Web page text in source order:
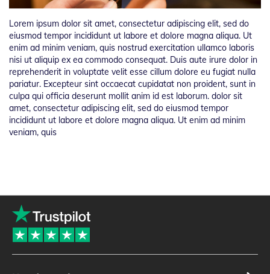
Lorem ipsum dolor sit amet, consectetur adipiscing elit, sed do
eiusmod tempor incididunt ut labore et dolore magna aliqua. Ut
enim ad minim veniam, quis nostrud exercitation ullamco laboris
nisi ut aliquip ex ea commodo consequat. Duis aute irure dolor in
reprehenderit in voluptate velit esse cillum dolore eu fugiat nulla
pariatur. Excepteur sint occaecat cupidatat non proident, sunt in
culpa qui officia deserunt mollit anim id est laborum. dolor sit
amet, consectetur adipiscing elit, sed do eiusmod tempor
incididunt ut labore et dolore magna aliqua. Ut enim ad minim
veniam, quis